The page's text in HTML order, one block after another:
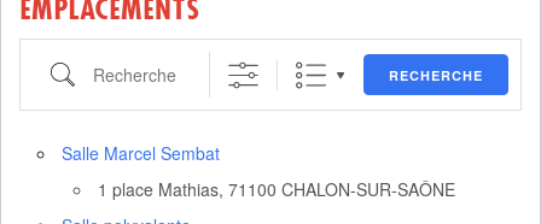
EMPLACEMENTS
Recherche RECHERCHE
Salle Marcel Sembat
1 place Mathias, 71100 CHALON-SUR-SAÔNE